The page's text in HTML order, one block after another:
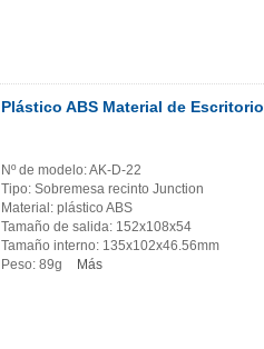
Plástico ABS Material de
Nº de modelo: AK-D-22
Tipo: Sobremesa recinto Junction
Material: plástico ABS
Tamaño de salida: 152x108x54
Tamaño interno: 135x102x46.56mm
Peso: 89g
Más